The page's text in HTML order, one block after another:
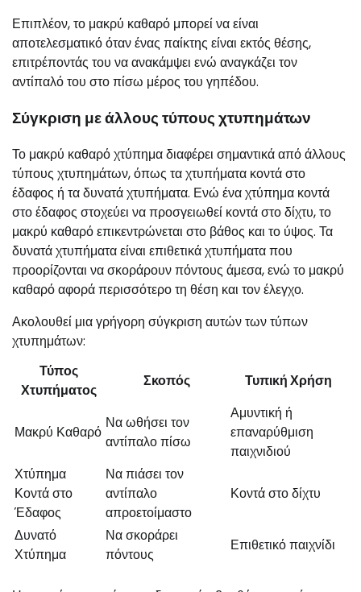
Επιπλέον, το μακρύ καθαρό μπορεί να είναι
αποτελεσματικό όταν ένας παίκτης είναι εκτός θέσης,
επιτρέποντάς του να ανακάμψει ενώ αναγκάζει τον
αντίπαλό του στο πίσω μέρος του γηπέδου.
Σύγκριση με άλλους τύπους χτυπημάτων
Το μακρύ καθαρό χτύπημα διαφέρει σημαντικά από άλλους
τύπους χτυπημάτων, όπως τα χτυπήματα κοντά στο
έδαφος ή τα δυνατά χτυπήματα. Ενώ ένα χτύπημα κοντά
στο έδαφος στοχεύει να προσγειωθεί κοντά στο δίχτυ, το
μακρύ καθαρό επικεντρώνεται στο βάθος και το ύψος. Τα
δυνατά χτυπήματα είναι επιθετικά χτυπήματα που
προορίζονται να σκοράρουν πόντους άμεσα, ενώ το μακρύ
καθαρό αφορά περισσότερο τη θέση και τον έλεγχο.
Ακολουθεί μια γρήγορη σύγκριση αυτών των τύπων
χτυπημάτων:
Τύπος
Χτυπήματος
Σκοπός Τυπική Χρήση
Μακρύ Καθαρό
Να ωθήσει τον
αντίπαλο πίσω
Αμυντική ή
επαναρύθμιση
παιχνιδιού
Χτύπημα
Κοντά στο
Έδαφος
Να πιάσει τον
αντίπαλο
απροετοίμαστο
Κοντά στο δίχτυ
Δυνατό
Χτύπημα
Να σκοράρει
πόντους
Επιθετικό παιχνίδι